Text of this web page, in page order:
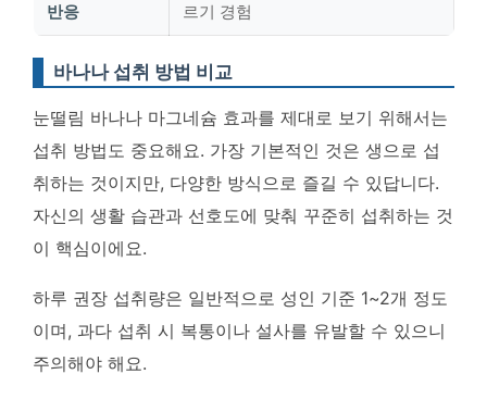
반응
르기 경험
바나나 섭취 방법 비교
눈떨림 바나나 마그네슘 효과를 제대로 보기 위해서는
섭취 방법도 중요해요. 가장 기본적인 것은 생으로 섭
취하는 것이지만, 다양한 방식으로 즐길 수 있답니다.
자신의 생활 습관과 선호도에 맞춰 꾸준히 섭취하는 것
이 핵심이에요.
하루 권장 섭취량은 일반적으로 성인 기준 1~2개 정도
이며, 과다 섭취 시 복통이나 설사를 유발할 수 있으니
주의해야 해요.